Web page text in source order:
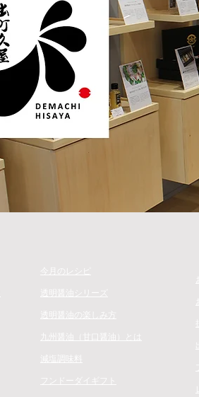
透明醤油シリーズ
透明醤油の楽しみ方
九州醤油（甘口醤油）とは
減塩調味料
フンドーダイギフト